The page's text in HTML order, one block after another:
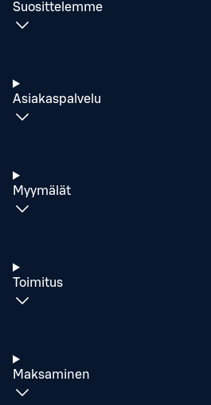
Suosittelemme
Asiakaspalvelu
Myymälät
Toimitus
Maksaminen